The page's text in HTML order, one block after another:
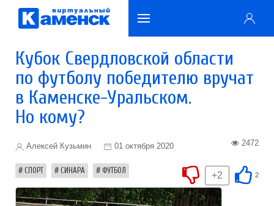
Кубок Свердловской области
по футболу победителю вручат
в Каменске-Уральском.
Но кому?
Алексей Кузьмин 01 октября 2020 2472
СПОРТ СИНАРА ФУТБОЛ 2
+2